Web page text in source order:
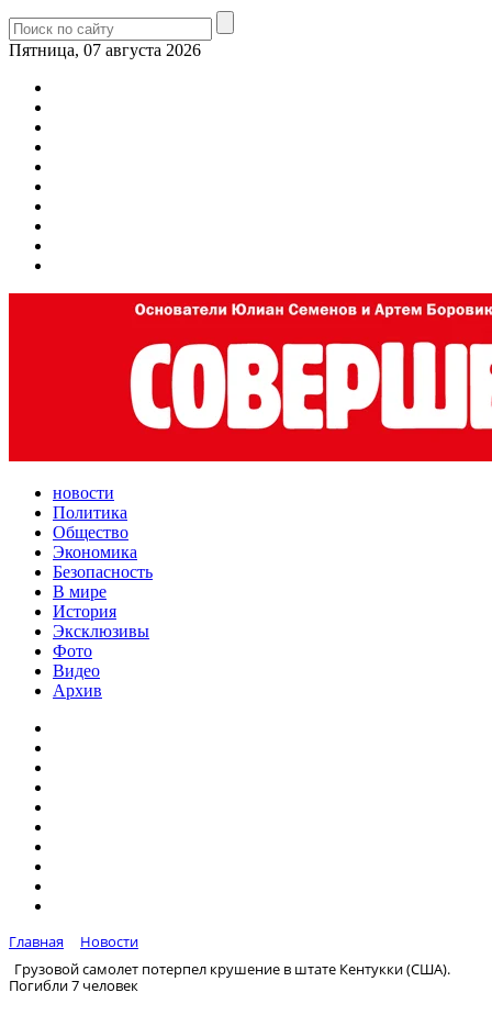
Пятница, 07 августа 2026
новости
Политика
Общество
Экономика
Безопасность
В мире
История
Эксклюзивы
Фото
Видео
Архив
Главная
Новости
Грузовой самолет потерпел крушение в штате Кентукки (США).
Погибли 7 человек